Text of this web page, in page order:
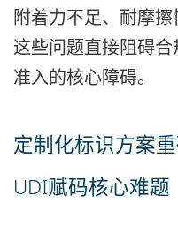
附着力不足、耐摩擦
这些问题直接阻碍
准入的核心障碍。
定制化标识方案
UDI赋码核心难题